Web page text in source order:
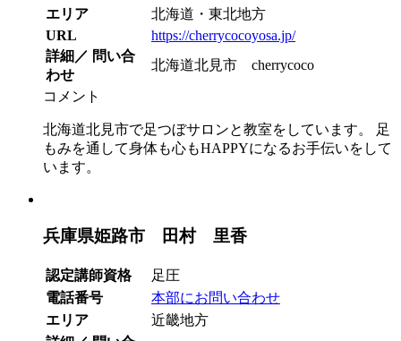
エリア
北海道・東北地方
URL
https://cherrycocoyosa.jp/
詳細／ 問い合
わせ
北海道北見市 cherrycoco
コメント
北海道北見市で足つぼサロンと教室をしています。 足
もみを通して身体も心もHAPPYになるお手伝いをして
います。
兵庫県姫路市 田村 里香
認定講師資格
足圧
電話番号
本部にお問い合わせ
エリア
近畿地方